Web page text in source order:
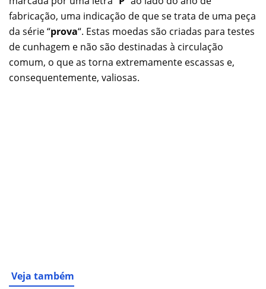
fabricação, uma indicação de que se trata de uma peça
da série “prova“. Estas moedas são criadas para testes
de cunhagem e não são destinadas à circulação
comum, o que as torna extremamente escassas e,
consequentemente, valiosas.
Veja também